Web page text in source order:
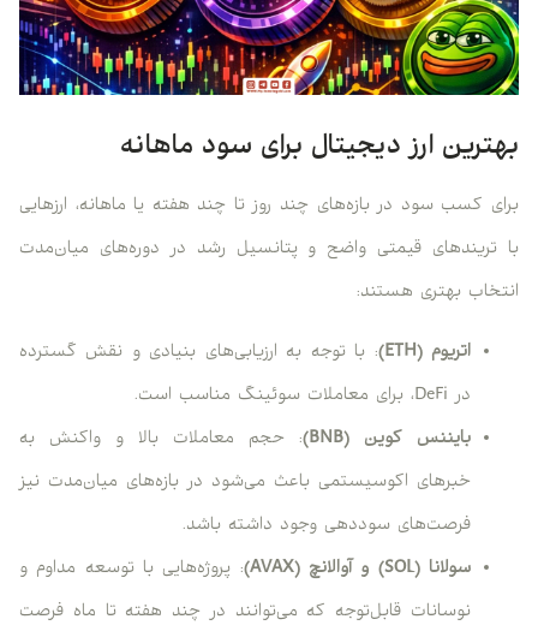
بهترین ارز دیجیتال برای سود ماهانه
برای کسب سود در بازه‌های چند روز تا چند هفته یا ماهانه، ارزهایی
با تریندهای قیمتی واضح و پتانسیل رشد در دوره‌های میان‌مدت
انتخاب بهتری هستند:
اتریوم (ETH)
: با توجه به ارزیابی‌های بنیادی و نقش گسترده
در DeFi، برای معاملات سوئینگ مناسب است.
بایننس کوین (BNB)
: حجم معاملات بالا و واکنش به
خبرهای اکوسیستمی باعث می‌شود در بازه‌های میان‌مدت نیز
فرصت‌های سوددهی وجود داشته باشد.
سولانا (SOL) و آوالانچ (AVAX)
: پروژه‌هایی با توسعه مداوم و
نوسانات قابل‌توجه که می‌توانند در چند هفته تا ماه فرصت